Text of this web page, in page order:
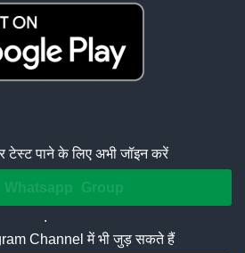
टेस्ट पाने के लिए अभी जॉइन करें
Group
.
Channel में भी जुड़ सकते हैं